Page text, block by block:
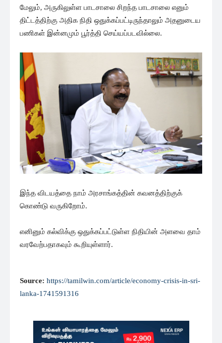
மேலும், அருகிலுள்ள பாடசாலை சிறந்த பாடசாலை எனும்
திட்டத்திற்கு அதிக நிதி ஒதுக்கப்பட்டிருந்தாலும் அதனுடைய
பணிகள் இன்னமும் பூர்த்தி செய்யப்படவில்லை.
இந்த விடயத்தை நாம் அரசாங்கத்தின் கவனத்திற்குக்
கொண்டு வருகிறோம்.
எனினும் கல்விக்கு ஒதுக்கப்பட்டுள்ள நிதியின் அளவை தாம்
வரவேற்பதாகவும் கூறியுள்ளார்.
Source: https://tamilwin.com/article/economy-crisis-in-sri-
lanka-1741591316